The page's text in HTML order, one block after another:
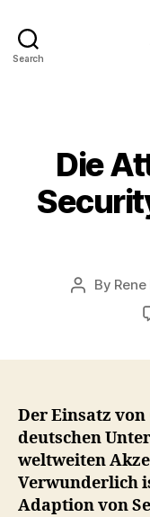
Search
Die
Post
By
Der Einsatz
deutschen
weltweiten
Verwunderlich
Adaption von